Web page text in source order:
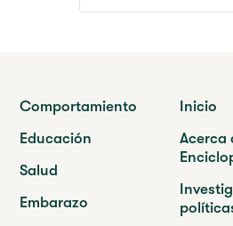
Comportamiento
Educación
Salud
Embarazo
Inicio
Acerca